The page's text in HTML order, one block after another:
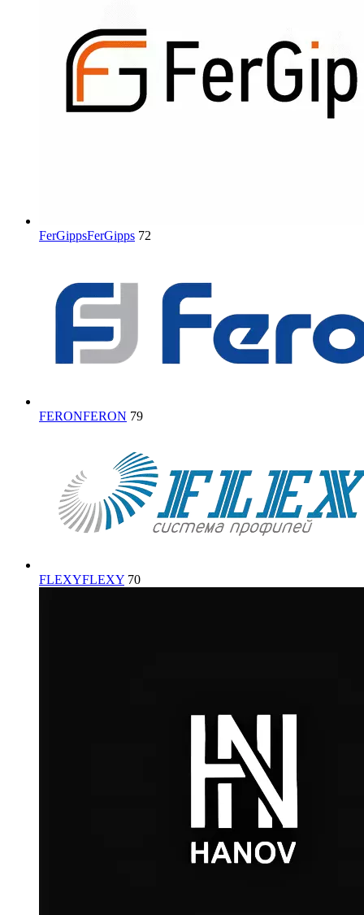
FerGippsFerGipps 72
FERONFERON 79
FLEXYFLEXY 70